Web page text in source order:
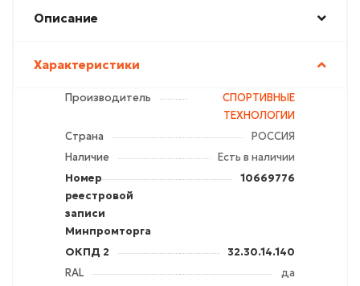
Описание
Характеристики
Производитель
СПОРТИВНЫЕ
ТЕХНОЛОГИИ
Страна
РОССИЯ
Наличие
Есть в наличии
Номер
реестровой
записи
Минпромторга
10669776
ОКПД 2
32.30.14.140
RAL
да